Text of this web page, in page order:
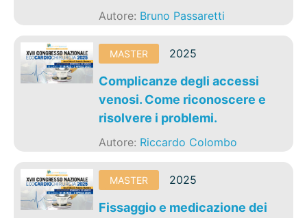
Autore: Bruno Passaretti
MASTER 2025
Complicanze degli accessi
venosi. Come riconoscere e
risolvere i problemi.
Autore: Riccardo Colombo
MASTER 2025
Fissaggio e medicazione dei